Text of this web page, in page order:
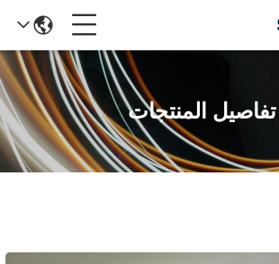
تفاصيل المنتجات